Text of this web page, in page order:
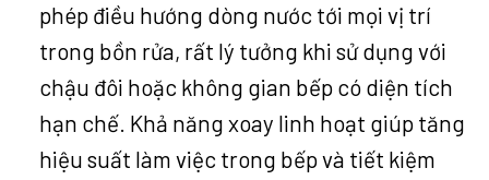
phép điều hướng dòng nước tới mọi vị trí
trong bồn rửa, rất lý tưởng khi sử dụng với
chậu đôi hoặc không gian bếp có diện tích
hạn chế. Khả năng xoay linh hoạt giúp tăng
hiệu suất làm việc trong bếp và tiết kiệm